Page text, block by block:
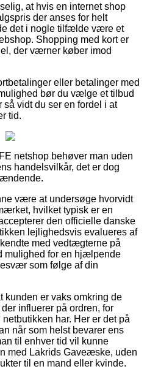
at hvis en internet shop
der anses for helt
det i nogle tilfælde være et
Shopping med kort er
der værner køber imod
eller betalinger med
bør du vælge et tilbud
vidt du ser en fordel i at
tid.
netshop behøver man uden
handelsvilkår, det er dog
være at undersøge hvorvidt
hvilket typisk er en
den officielle danske
lejlighedsvis evalueres af
med vedtægterne på
mulighed for en hjælpende
som følge af din
kunden er vaks omkring de
influerer på ordren, for
har. Her er det på
når som helst bevarer ens
til enhver tid vil kunne
med Lakrids Gaveæske, uden
til en mand eller kvinde.